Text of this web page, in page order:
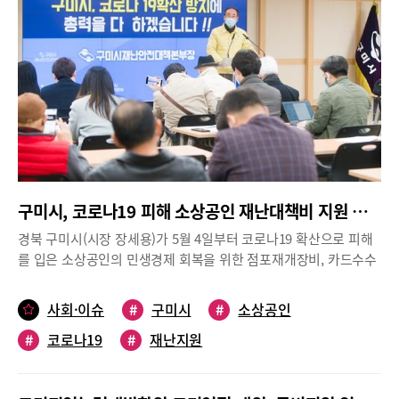
중심으로 지역 주력산업을 고도화하고 경북 경제의 활력을 되살리
는 모멘텀이 되도록 지원 할 계획이다.장세용 구미시장은 “구미가
가지고 있는 특화된 R&D 연구역량을 기반으로 대기업 중심의 경직
된 산업구조에서 벗어나, 자생력 있는 건강한 산업도시로 탈바꿈 하
는 계기가 마련되었다”라고 하면서 특구육성을 적극 추진해 나겠다
고 밝혔으며,이철우 경북도지사는 “구미는 대한민국 제조업의 역사
이며 국가 경제발전의 축소판이었다. 이번 새로운 성장 엔진으로 경
북 경제의 활력을 되살리고 더 나아가 대한민국 제조 산업의 디지털
화를 선도하겠다”고 밝혔다.
과로 이루어지며 정책연구위원회의 정책연구는 분과별로 정책의
시급성, 중요도 등을 종합적으로 고려하여 실효성 있는 연구과제를
선정, 실무부서 협의와 사례연구 등을 통해 연구 결과의 활용도를
높여 나간다.구미시는 앞으로도 정책연구위원회를 통해 깊이 있는
시정 진단과 다양한 분야의 정책연구를 통해 시민들이 체감할 수 있
는 지역발전 정책을 마련하여 추진할 계획이다. 또한 시정발전에 필
요한 사항에 대한 협의 및 자문 등을 위해 민,관 정책협력 네트워크
시스템도 구축하여 현안과제 시책 자문 등을 통해 정책의 실효성도
높여 나가게 된다.한편, 경제 정책 분야의 전문가인 서영길 위원장
절부터 대학 교수까지 다양한 분야에서 정책 제안을 해 온 기획통
(通)으로, 강한 추진력과 함께 부드럽고 원만한 성품이 조화를 이루
는 강유상제(剛柔相濟)의 덕목을 갖추었다는 평가다. 경상북도 21
세기 발전연구위원, 미래경북전략위원회 위원, 행정자치부 정부3.0
구미시, 코로나19 피해 소상공인 재난대책비 지원 사업 시행
경북 구미시(시장 장세용)가 5월 4일부터 코로나19 확산으로 피해
를 입은 소상공인의 민생경제 회복을 위한 점포재개장비, 카드수수
도비와 시비 등 총 180억원 규모이고, 지원대상은 현재 사업장 소재
지가 구미시인 소상공인이다.구미시 소상공인 현황은 2018년 국세
청 기준 구미시 사업자 수 5만 3천개 소 중 제외업종 등을 제외한 4
사회·이슈 # 구미시 #
소상공인
#
코로나19 # 재난지원